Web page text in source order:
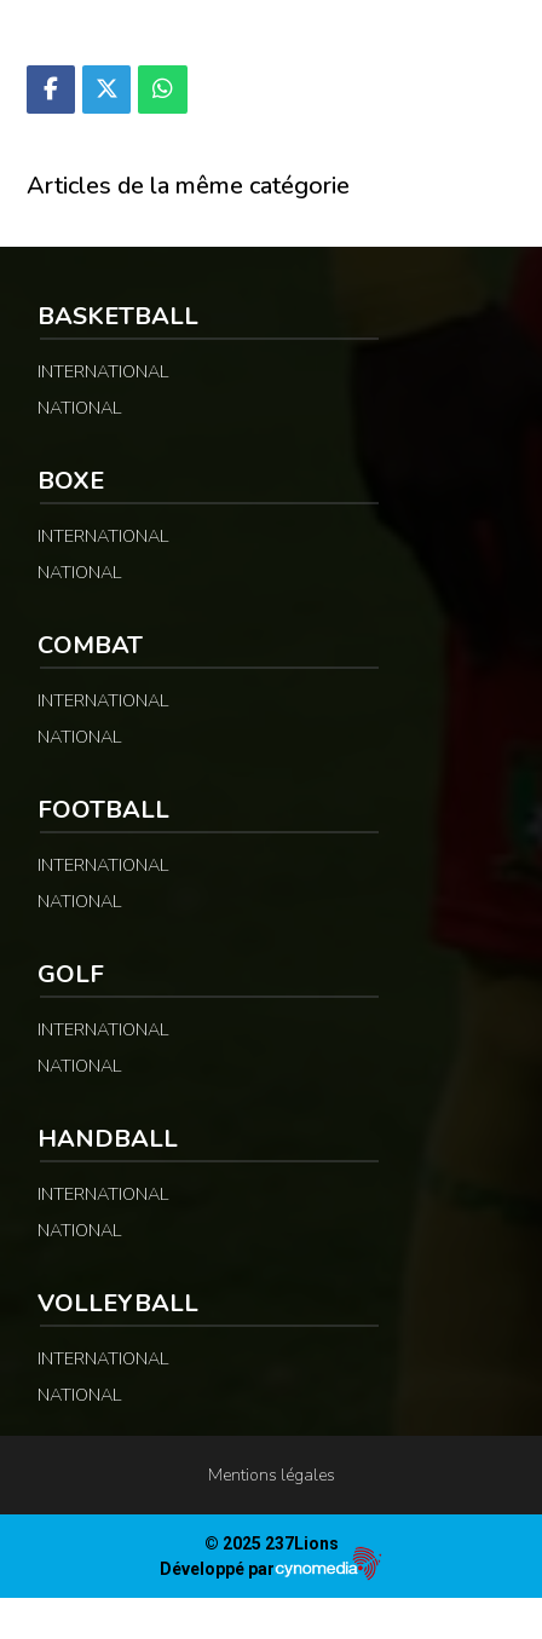
Articles de la même catégorie
BASKETBALL
INTERNATIONAL
NATIONAL
BOXE
INTERNATIONAL
NATIONAL
COMBAT
INTERNATIONAL
NATIONAL
FOOTBALL
INTERNATIONAL
NATIONAL
GOLF
INTERNATIONAL
NATIONAL
HANDBALL
INTERNATIONAL
NATIONAL
VOLLEYBALL
INTERNATIONAL
NATIONAL
Mentions légales
© 2025 237Lions
Développé par